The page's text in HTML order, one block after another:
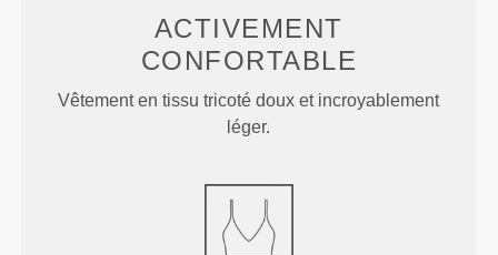
ACTIVEMENT
CONFORTABLE
Vêtement en tissu tricoté doux et incroyablement
léger.